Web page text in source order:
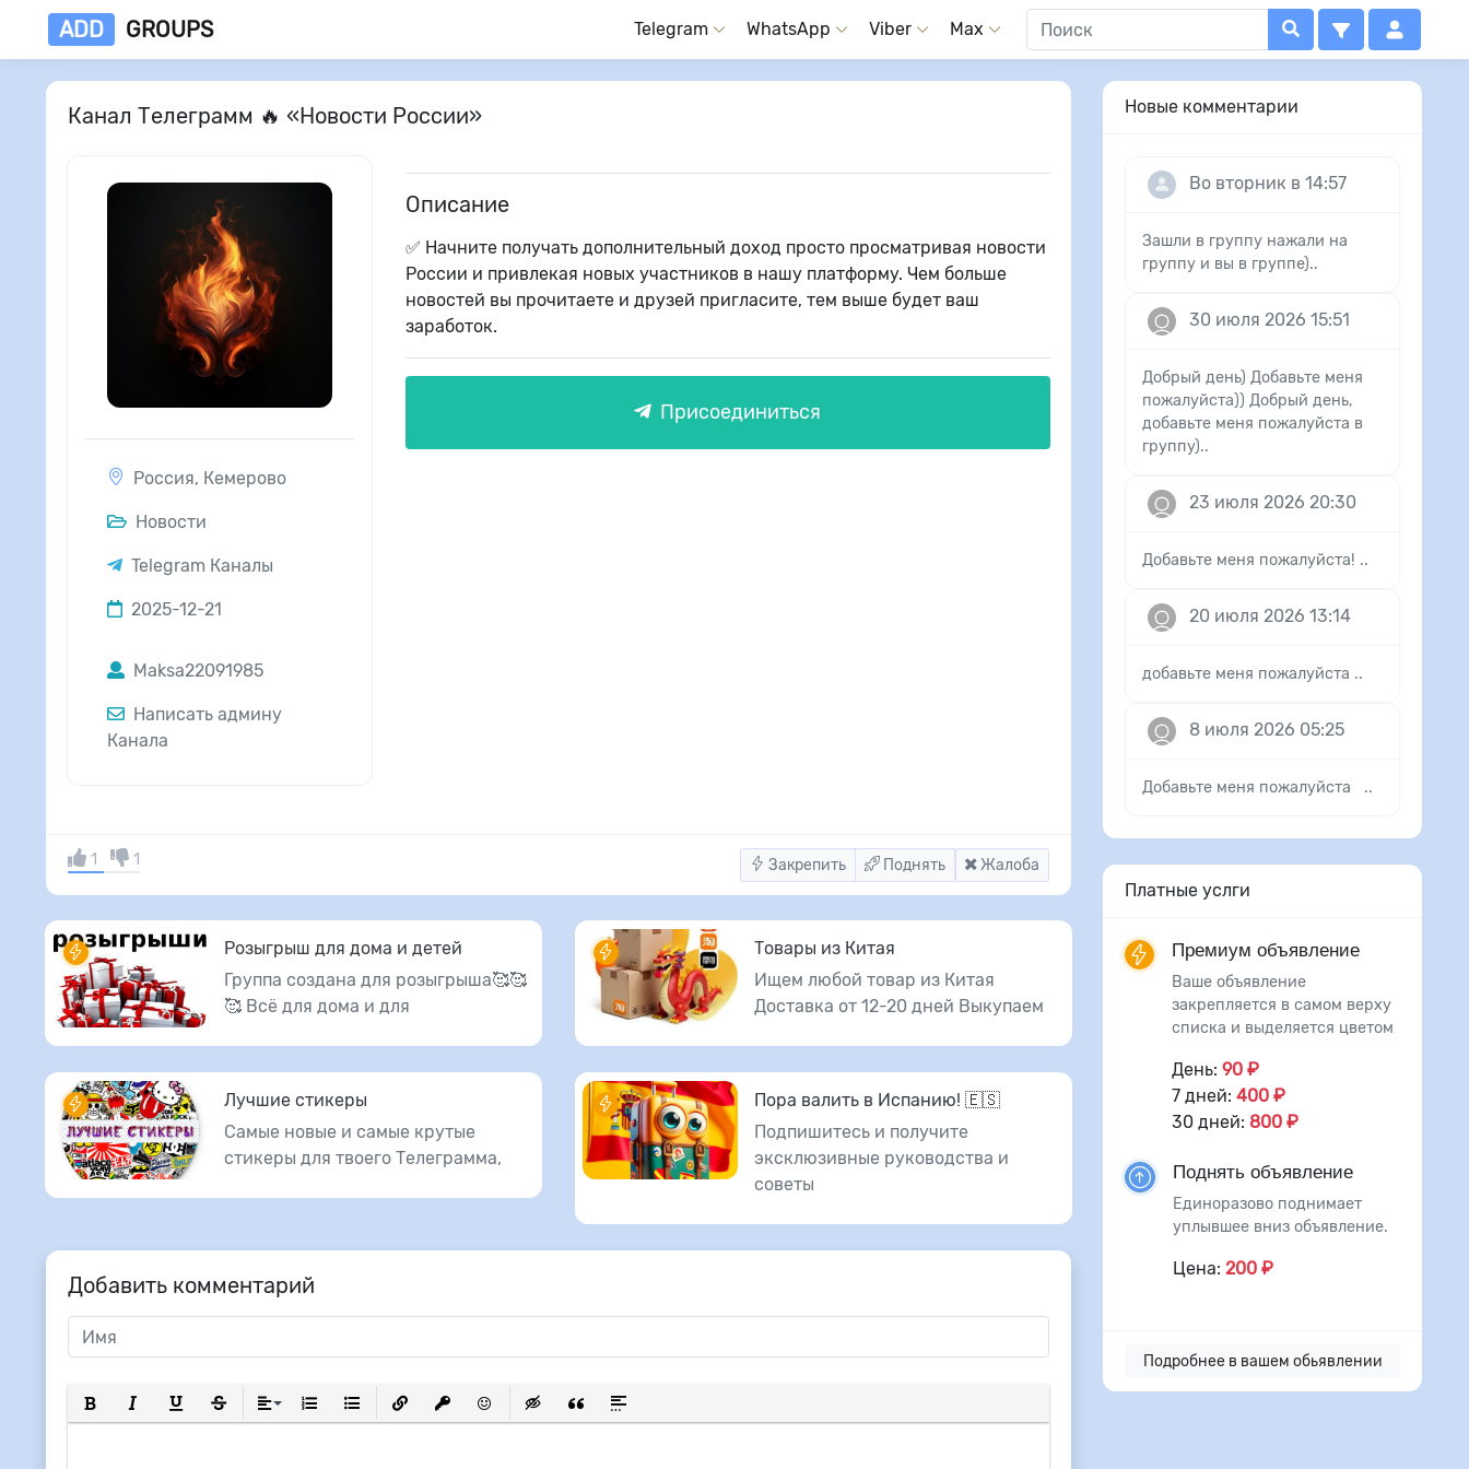
ADD GROUPS Telegram WhatsApp Viber Max
Канал Телеграмм 🔥 «Новости России»
Россия, Кемерово
Новости
Telegram Каналы
2025-12-21
Maksa22091985
Написать админу
Канала
Описание
✅ Начните получать дополнительный доход просто просматривая новости
России и привлекая новых участников в нашу платформу. Чем больше
новостей вы прочитаете и друзей пригласите, тем выше будет ваш
заработок.
Присоединиться
Закрепить Поднять Жалоба
1 1
Розыгрыш для дома и детей
Группа создана для розыгрыша🥰🥰
🥰 Всё для дома и для
Товары из Китая
Ищем любой товар из Китая
Доставка от 12-20 дней Выкупаем
Лучшие стикеры
Самые новые и самые крутые
стикеры для твоего Телеграмма,
Пора валить в Испанию! 🇪🇸
Подпишитесь и получите
эксклюзивные руководства и
советы
Добавить комментарий
Полужирный
КурсивПодчеркнутый
ЗачеркнутыйВыравнивание
Нумерованный список
Маркированный список
Вставить ссылку
Вставить защищенную ссылку
Вставить смайлик
Вставка скрытого текста
Вставка цитаты
Вставка спойлера
Новые комментарии
Во вторник в 14:57
Зашли в группу нажали на
группу и вы в группе)..
30 июля 2026 15:51
Добрый день) Добавьте меня
пожалуйста)) Добрый день,
добавьте меня пожалуйста в
группу)..
23 июля 2026 20:30
Добавьте меня пожалуйста! ..
20 июля 2026 13:14
добавьте меня пожалуйста ..
8 июля 2026 05:25
Добавьте меня пожалуйста ..
Платные услги
Премиум объявление
Ваше объявление
закрепляется в самом верху
списка и выделяется цветом
День: 90 ₽
7 дней: 400 ₽
30 дней: 800 ₽
Поднять объявление
Единоразово поднимает
уплывшее вниз объявление.
Цена: 200 ₽
Подробнее в вашем обьявлении